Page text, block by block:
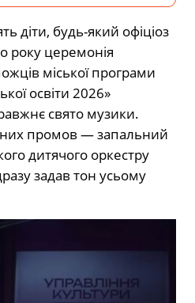
діти, будь-який офіціоз
року церемонія
міської програми
освіти 2026»
свято музики.
промов — запальний
дитячого оркестру
задав тон усьому